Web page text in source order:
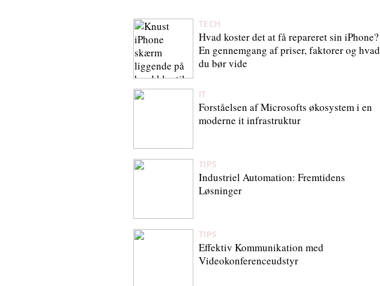
TECH
Hvad koster det at få repareret sin iPhone?
En gennemgang af priser, faktorer og hvad
du bør vide
IT
Forståelsen af Microsofts økosystem i en
moderne it infrastruktur
TIPS
Industriel Automation: Fremtidens
Løsninger
TIPS
Effektiv Kommunikation med
Videokonferenceudstyr